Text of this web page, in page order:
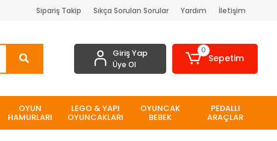
Sipariş Takip Sıkça Sorulan Sorular Yardım İletişim
Giriş Yap
Üye Ol
0
Sepetim
OYUN
HAMURLARI
LEGO & YAPI
OYUNCAKLARI
OYUNCAK
BEBEK
PEDALLI
ARAÇLAR